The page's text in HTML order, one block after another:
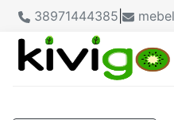
38971444385